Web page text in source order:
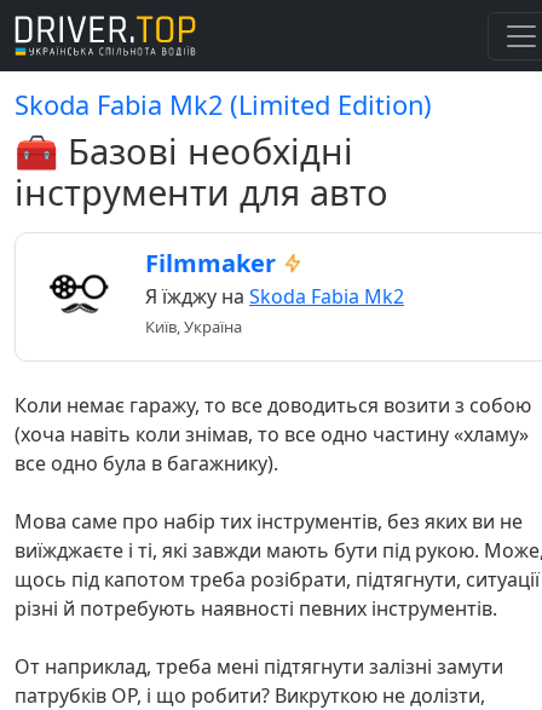
Skoda Fabia Mk2 (Limited Edition)
🧰 Базові необхідні
інструменти для авто
Filmmaker
Я їжджу на Skoda Fabia Mk2
Київ, Україна
Коли немає гаражу, то все доводиться возити з собою
(хоча навіть коли знімав, то все одно частину «хламу»
все одно була в багажнику).
Мова саме про набір тих інструментів, без яких ви не
виїжджаєте і ті, які завжди мають бути під рукою.
щось під капотом треба розібрати, підтягнути, ситуації
різні й потребують наявності певних інструментів.
От наприклад, треба мені підтягнути залізні замути
патрубків ОР, і що робити? Викруткою не долізти,